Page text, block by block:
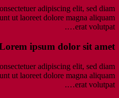
adipiscing elit, sed diam
ut laoreet dolore magna aliquam
erat volutpat….
ipsum dolor sit amet
adipiscing elit, sed diam
ut laoreet dolore magna aliquam
erat volutpat….